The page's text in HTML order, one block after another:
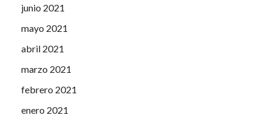
junio 2021
mayo 2021
abril 2021
marzo 2021
febrero 2021
enero 2021